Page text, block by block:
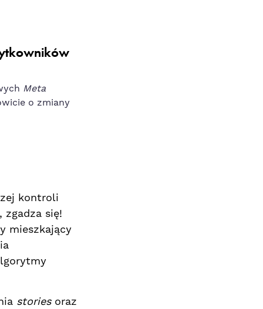
Meta
o zmiany
kontroli
zgadza się!
mieszkający
storiesoraz